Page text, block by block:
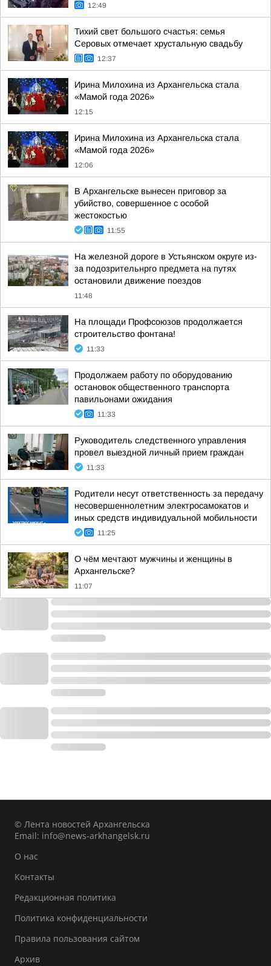
12:49
Тихий свет большого счастья: семья
Серовых отмечает хрустальную свадьбу
12:37
Ирина Милохина из Архангельска стала
«Мамой года 2026»
12:15
Ирина Милохина из Архангельска стала
«Мамой года 2026»
12:06
В Архангельске вынесен приговор за
убийство, совершенное с особой
жестокостью
11:55
На железной дороге в Устьянском округе из-
за подозрительнрго предмета на путях
остановили движение поездов
11:48
На площади Профсоюзов продолжается
строительство фонтана!
11:33
Продолжаем работу по оборудованию
остановок общественного транспорта
павильонами ожидания
11:33
Руководитель следственного управления
провел выездной личный прием граждан
11:33
Родители несут ответственность за передачу
несовершеннолетним электросамокатов и
иных средств индивидуальной мобильности
11:25
О чём мечтают мужчины и женщины в
Архангельске?
11:07
© Лента новостей Архангельска
Email: info@news-arkhangelsk.ru
О нас
Контакты
Редакционная политика
Политика конфиденциальности
Правила пользования сайтом
Архив